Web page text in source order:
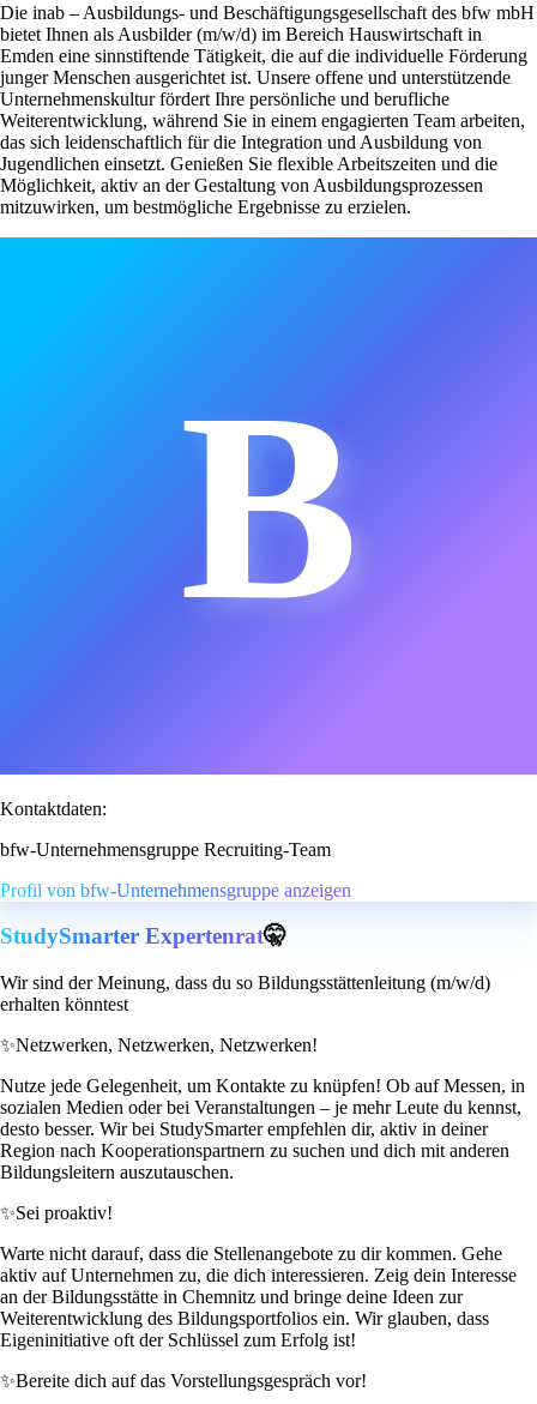
Die inab – Ausbildungs- und Beschäftigungsgesellschaft des bfw mbH
bietet Ihnen als Ausbilder (m/w/d) im Bereich Hauswirtschaft in
Emden eine sinnstiftende Tätigkeit, die auf die individuelle Förderung
junger Menschen ausgerichtet ist. Unsere offene und unterstützende
Unternehmenskultur fördert Ihre persönliche und berufliche
Weiterentwicklung, während Sie in einem engagierten Team arbeiten,
das sich leidenschaftlich für die Integration und Ausbildung von
Jugendlichen einsetzt. Genießen Sie flexible Arbeitszeiten und die
Möglichkeit, aktiv an der Gestaltung von Ausbildungsprozessen
mitzuwirken, um bestmögliche Ergebnisse zu erzielen.
B
Kontaktdaten:
bfw-Unternehmensgruppe Recruiting-Team
Profil von bfw-Unternehmensgruppe anzeigen
StudySmarter Expertenrat🤫
Wir sind der Meinung, dass du so Bildungsstättenleitung (m/w/d)
erhalten könntest
✨Netzwerken, Netzwerken, Netzwerken!
Nutze jede Gelegenheit, um Kontakte zu knüpfen! Ob auf Messen, in
sozialen Medien oder bei Veranstaltungen – je mehr Leute du kennst,
desto besser. Wir bei StudySmarter empfehlen dir, aktiv in deiner
Region nach Kooperationspartnern zu suchen und dich mit anderen
Bildungsleitern auszutauschen.
✨Sei proaktiv!
Warte nicht darauf, dass die Stellenangebote zu dir kommen. Gehe
aktiv auf Unternehmen zu, die dich interessieren. Zeig dein Interesse
an der Bildungsstätte in Chemnitz und bringe deine Ideen zur
Weiterentwicklung des Bildungsportfolios ein. Wir glauben, dass
Eigeninitiative oft der Schlüssel zum Erfolg ist!
✨Bereite dich auf das Vorstellungsgespräch vor!